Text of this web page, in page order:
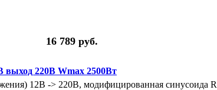
16 789 руб.
выход 220В Wmax 2500Вт
12В -> 220В, модифицированная синусоида